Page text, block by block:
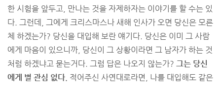
한 시험을 앞두고, 만나는 것을 자제하자는 이야기를 할 수는 있
다. 그런데, 그에게 크리스마스나 새해 인사가 오면 당신은 모른
체 하겠는가? 당신을 대입해 보란 얘기다. 당신은 이미 그 사람
에게 마음이 있으니까, 당신이 그 상황이라면 그 남자가 하는 것
처럼 하겠냐고 묻는거다. 그럼 답은 나오지 않는가? 그는 당신
에게 별 관심 없다. 적어주신 사연대로라면, 나를 대입해도 같은